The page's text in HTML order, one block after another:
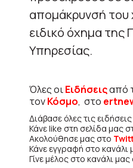
απομάκρυνσή του
ειδικό όχημα της
Υπηρεσίας.
Όλες οιΕιδήσειςαπό
τονΚόσμο, στο
Διάβασε όλες τις
Κάνε like στη σελίδα μας
Ακολούθησε μας στο
Κάνε εγγραφή στο κανάλι
Γίνε μέλος στο κανάλι μας